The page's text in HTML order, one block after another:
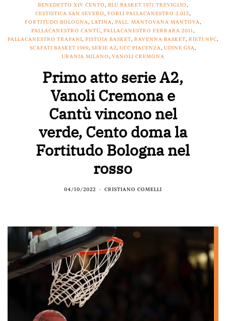
BENEDETTO XIV CENTO, BLU BASKET 1971 TREVIGLIO,
CESTISTICA SAN SEVERO, FORLÌ PALLACANESTRO 2.015,
FORTITUDO BOLOGNA, LATINA, PALL. MANTOVANA MANTOVA,
PALLACANESTRO CANTÙ, PALLACANESTRO FERRARA 2011,
PALLACANESTRO TRAPANI, PISTOIA BASKET, RAVENNA BASKET, RIETI NPC,
SCAFATI BASKET 1969, SERIE A2, UCC PIACENZA, UDINE GSA,
URANIA MILANO, VANOLI CREMONA
Primo atto serie A2,
Vanoli Cremona e
Cantù vincono nel
verde, Cento doma la
Fortitudo Bologna nel
rosso
04/10/2022 CRISTIANO COMELLI